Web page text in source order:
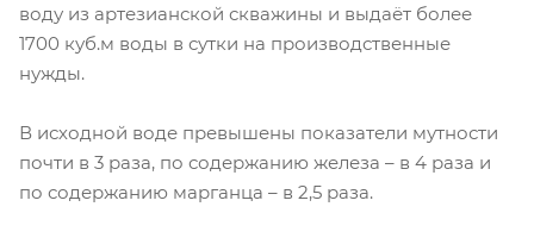
воду из артезианской скважины и выдаёт более
1700 куб.м воды в сутки на производственные
нужды.
В исходной воде превышены показатели мутности
почти в 3 раза, по содержанию железа – в 4 раза и
по содержанию марганца – в 2,5 раза.